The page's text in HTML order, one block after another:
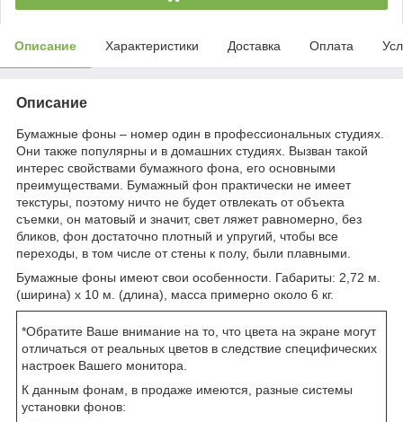
Описание Характеристики Доставка Оплата
Описание
Бумажные фоны – номер один в профессиональных студиях.
Они также популярны и в домашних студиях. Вызван такой
интерес свойствами бумажного фона, его основными
преимуществами. Бумажный фон практически не имеет
текстуры, поэтому ничто не будет отвлекать от объекта
съемки, он матовый и значит, свет ляжет равномерно, без
бликов, фон достаточно плотный и упругий, чтобы все
переходы, в том числе от стены к полу, были плавными.
Бумажные фоны имеют свои особенности. Габариты: 2,72 м.
(ширина) х 10 м. (длина), масса примерно около 6 кг.
*Обратите Ваше внимание на то, что цвета на экране могут
отличаться от реальных цветов в следствие специфических
настроек Вашего монитора.
К данным фонам, в продаже имеются, разные системы
установки фонов: